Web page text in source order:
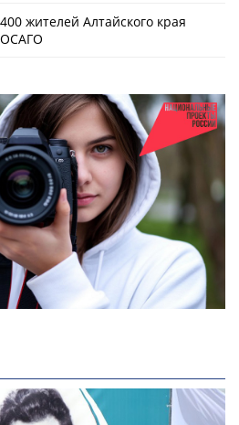
жителей Алтайского края